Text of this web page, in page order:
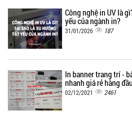
Công nghệ in UV là
yếu của ngành in?
31/01/2026 187
In banner trang trí -
nhanh giá rẻ hàng
02/12/2021 2461